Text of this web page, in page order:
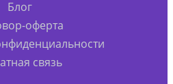
Блог
оферта
связь